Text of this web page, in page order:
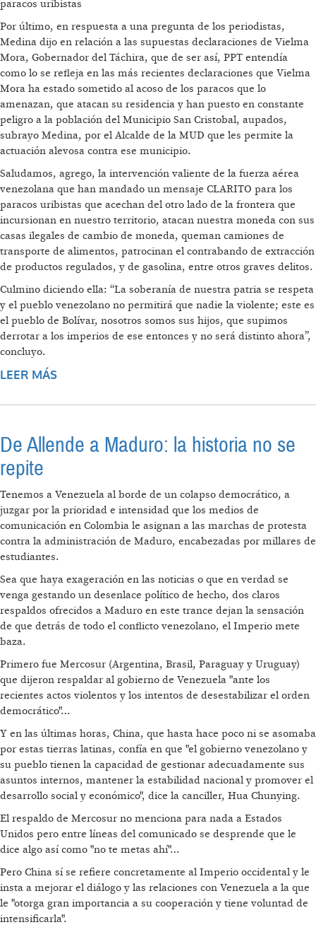
paracos uribistas
Por último, en respuesta a una pregunta de los periodistas,
Medina dijo en relación a las supuestas declaraciones de Vielma
Mora, Gobernador del Táchira, que de ser así, PPT entendía
como lo se refleja en las más recientes declaraciones que Vielma
Mora ha estado sometido al acoso de los paracos que lo
amenazan, que atacan su residencia y han puesto en constante
peligro a la población del Municipio San Cristobal, aupados,
subrayo Medina, por el Alcalde de la MUD que les permite la
actuación alevosa contra ese municipio.
Saludamos, agrego, la intervención valiente de la fuerza aérea
venezolana que han mandado un mensaje CLARITO para los
paracos uribistas que acechan del otro lado de la frontera que
incursionan en nuestro territorio, atacan nuestra moneda con sus
casas ilegales de cambio de moneda, queman camiones de
transporte de alimentos, patrocinan el contrabando de extracción
de productos regulados, y de gasolina, entre otros graves delitos.
Culmino diciendo ella: “La soberanía de nuestra patria se respeta
y el pueblo venezolano no permitirá que nadie la violente; este es
el pueblo de Bolívar, nosotros somos sus hijos, que supimos
derrotar a los imperios de ese entonces y no será distinto ahora”,
concluyo.
LEER MÁS
LA DERECHA INTENTA PROVOCAR UNA
De Allende a Maduro: la historia no se
repite
Tenemos a Venezuela al borde de un colapso democrático, a
juzgar por la prioridad e intensidad que los medios de
comunicación en Colombia le asignan a las marchas de protesta
contra la administración de Maduro, encabezadas por millares de
estudiantes.
Sea que haya exageración en las noticias o que en verdad se
venga gestando un desenlace político de hecho, dos claros
respaldos ofrecidos a Maduro en este trance dejan la sensación
de que detrás de todo el conflicto venezolano, el Imperio mete
baza.
Primero fue Mercosur (Argentina, Brasil, Paraguay y Uruguay)
que dijeron respaldar al gobierno de Venezuela "ante los
recientes actos violentos y los intentos de desestabilizar el orden
democrático"…
Y en las últimas horas, China, que hasta hace poco ni se asomaba
por estas tierras latinas, confía en que "el gobierno venezolano y
su pueblo tienen la capacidad de gestionar adecuadamente sus
asuntos internos, mantener la estabilidad nacional y promover el
desarrollo social y económico", dice la canciller, Hua Chunying.
El respaldo de Mercosur no menciona para nada a Estados
Unidos pero entre líneas del comunicado se desprende que le
dice algo así como "no te metas ahí"…
Pero China sí se refiere concretamente al Imperio occidental y le
insta a mejorar el diálogo y las relaciones con Venezuela a la que
le "otorga gran importancia a su cooperación y tiene voluntad de
intensificarla".